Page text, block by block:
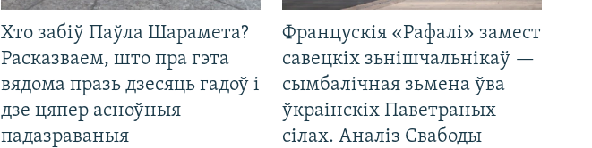
Хто забіў Паўла Шарамета?
Расказваем, што пра гэта
вядома празь дзесяць гадоў і
дзе цяпер асноўныя
падазраваныя
Францускія «Рафалі» замест
савецкіх зьнішчальнікаў —
сымбалічная зьмена ўва
ўкраінскіх Паветраных
сілах. Аналіз Свабоды